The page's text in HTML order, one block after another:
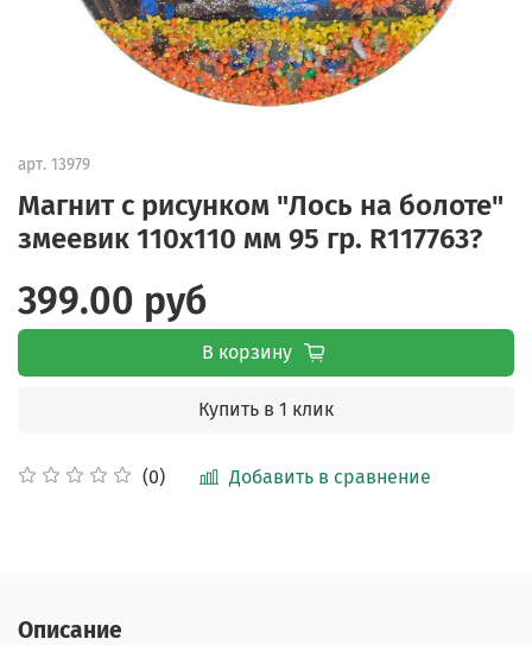
арт. 13979
Магнит с рисунком "Лось на болоте"
змеевик 110х110 мм 95 гр. R117763?
(0) Добавить в сравнение
399.00 руб
В корзину
Купить в 1 клик
Описание